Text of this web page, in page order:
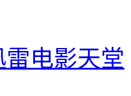
雷电影天堂